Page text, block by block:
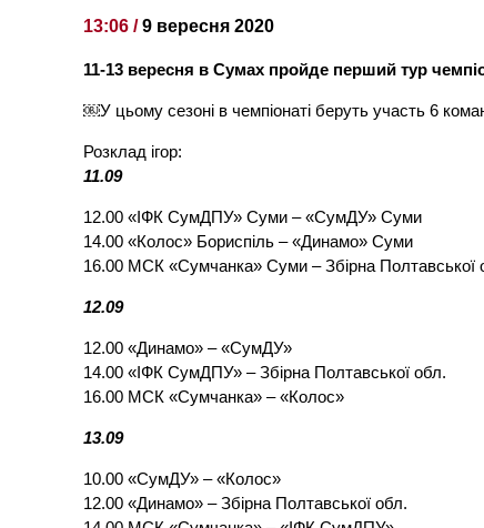
13:06 /9 вересня 2020
11-13 вересня в Сумах пройде перший тур
￼У цьому сезоні в чемпіонаті беруть участь 6
Розклад ігор:
11.09
12.00 «ІФК СумДПУ» Суми – «СумДУ» Суми
14.00 «Колос» Бориспіль – «Динамо» Суми
16.00 МСК «Сумчанка» Суми – Збірна Полтавської
12.09
12.00 «Динамо» – «СумДУ»
14.00 «ІФК СумДПУ» – Збірна Полтавської обл.
16.00 МСК «Сумчанка» – «Колос»
13.09
10.00 «СумДУ» – «Колос»
12.00 «Динамо» – Збірна Полтавської обл.